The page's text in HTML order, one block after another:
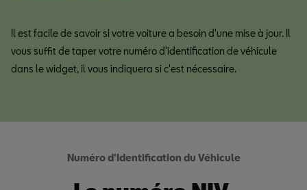
Il est facile de savoir si votre voiture a besoin d'une mise à jour. Il
vous suffit de taper votre numéro d'identification de véhicule
dans le widget, il vous indiquera si c'est nécessaire.
Numéro d'Identification du Véhicule